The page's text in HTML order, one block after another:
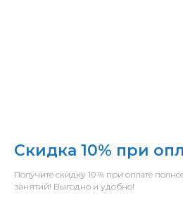
Скидка 10% при
Получите скидку 10 % при оплате
занятий! Выгодно и удобно!